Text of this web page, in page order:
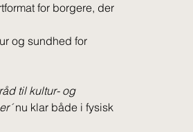
for borgere, der
og sundhed for
til kultur- og
nu klar både i fysisk